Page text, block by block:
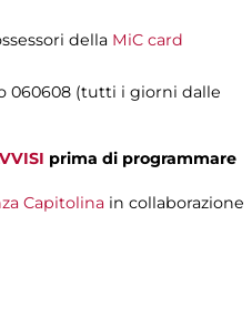
della MiC card
060608 (tutti i giorni dalle
prima di programmare
Capitolina in collaborazione